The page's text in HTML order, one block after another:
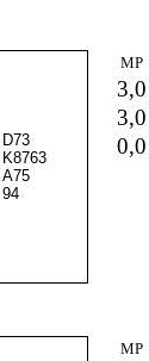
D73
K8763
A75
94
MP
3,0
3,0
0,0
MP